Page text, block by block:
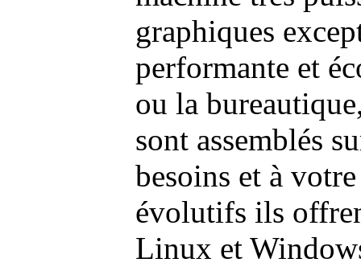
graphiques
performante et
ou la
sont assemblés
besoins et à
évolutifs ils
Linux et